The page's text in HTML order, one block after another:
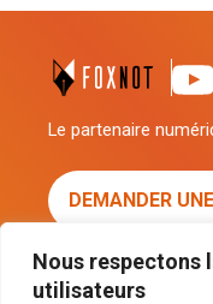
Nous respectons
utilisateurs
Le partenaire
DEMANDER